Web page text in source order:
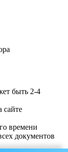
быть 2-4
сайте
времени
документов